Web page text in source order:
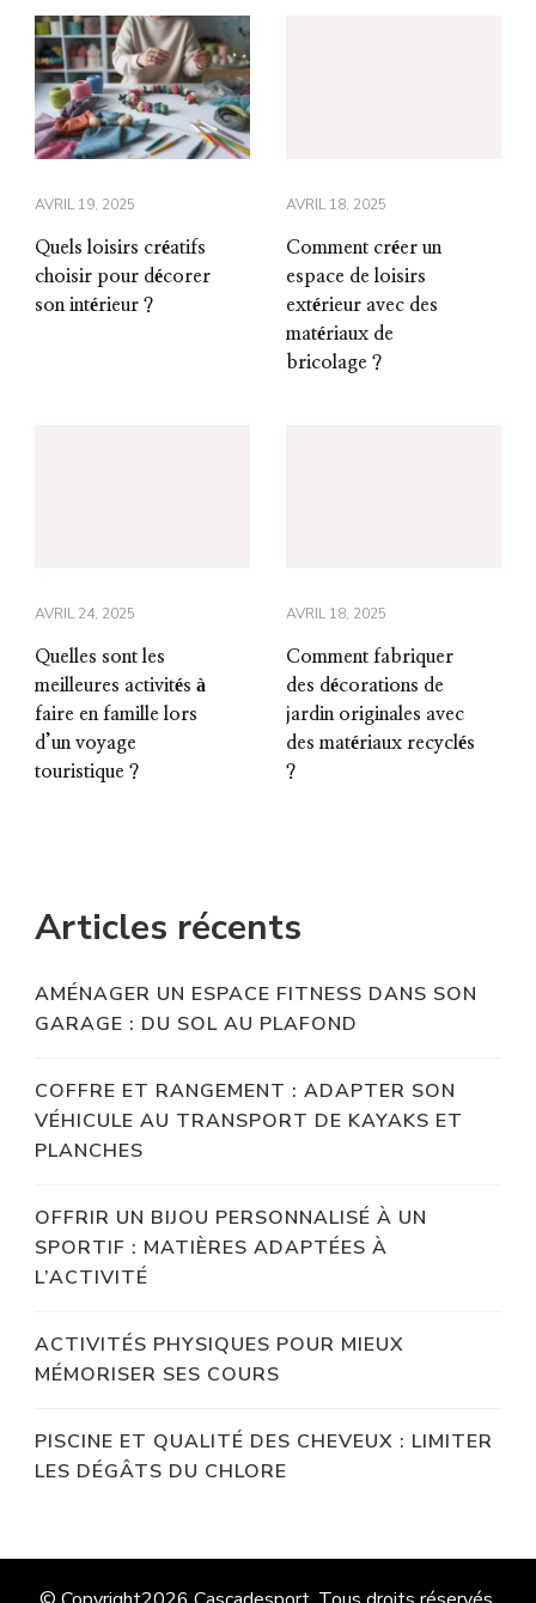
AVRIL 19, 2025
Quels loisirs créatifs
choisir pour décorer
son intérieur ?
AVRIL 18, 2025
Comment créer un
espace de loisirs
extérieur avec des
matériaux de
bricolage ?
AVRIL 24, 2025
Quelles sont les
meilleures activités à
faire en famille lors
d’un voyage
touristique ?
AVRIL 18, 2025
Comment fabriquer
des décorations de
jardin originales avec
des matériaux recyclés
?
Articles récents
AMÉNAGER UN ESPACE FITNESS DANS SON
GARAGE : DU SOL AU PLAFOND
COFFRE ET RANGEMENT : ADAPTER SON
VÉHICULE AU TRANSPORT DE KAYAKS ET
PLANCHES
OFFRIR UN BIJOU PERSONNALISÉ À UN
SPORTIF : MATIÈRES ADAPTÉES À
L’ACTIVITÉ
ACTIVITÉS PHYSIQUES POUR MIEUX
MÉMORISER SES COURS
PISCINE ET QUALITÉ DES CHEVEUX : LIMITER
LES DÉGÂTS DU CHLORE